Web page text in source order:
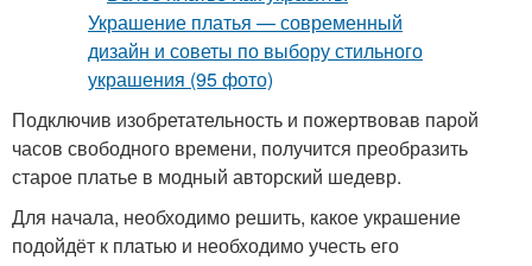
Подключив изобретательность и пожертвовав парой
часов свободного времени, получится преобразить
старое платье в модный авторский шедевр.
Для начала, необходимо решить, какое украшение
подойдёт к платью и необходимо учесть его